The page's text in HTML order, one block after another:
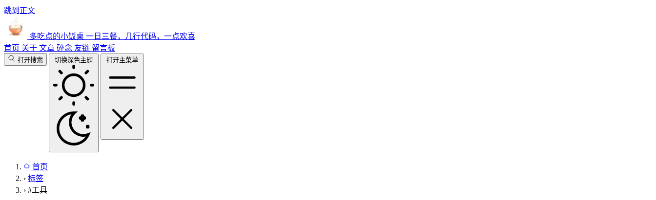
跳到正文
多吃点的小饭桌 一日三餐，几行代码，一点欢喜
首页 关于 文章 碎念 友链 留言板
打开搜索 切换深色主题 打开主菜单
首页
› 标签
› #工具